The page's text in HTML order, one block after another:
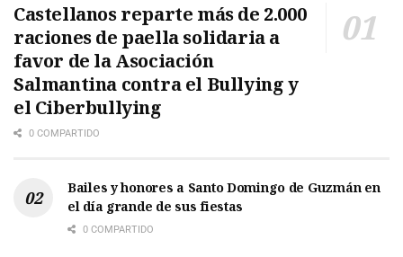
Castellanos reparte más de 2.000
raciones de paella solidaria a
favor de la Asociación
Salmantina contra el Bullying y
el Ciberbullying
0 COMPARTIDO
Bailes y honores a Santo Domingo de Guzmán en
el día grande de sus fiestas
0 COMPARTIDO